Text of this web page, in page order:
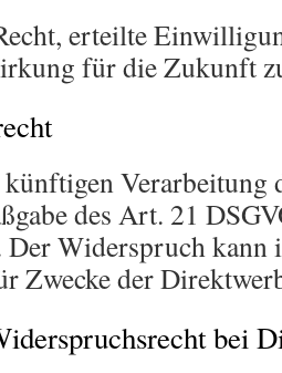
erteilte
für die Zukunft
Verarbeitung
des Art. 21
Widerspruch kann
Zwecke der
bei